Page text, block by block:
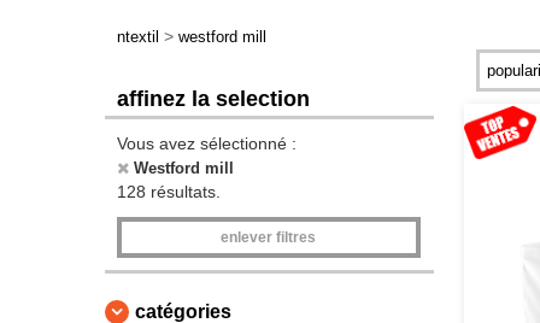
ntextil > westford mill
affinez la selection
Vous avez sélectionné :
Westford mill
128 résultats.
enlever filtres
catégories